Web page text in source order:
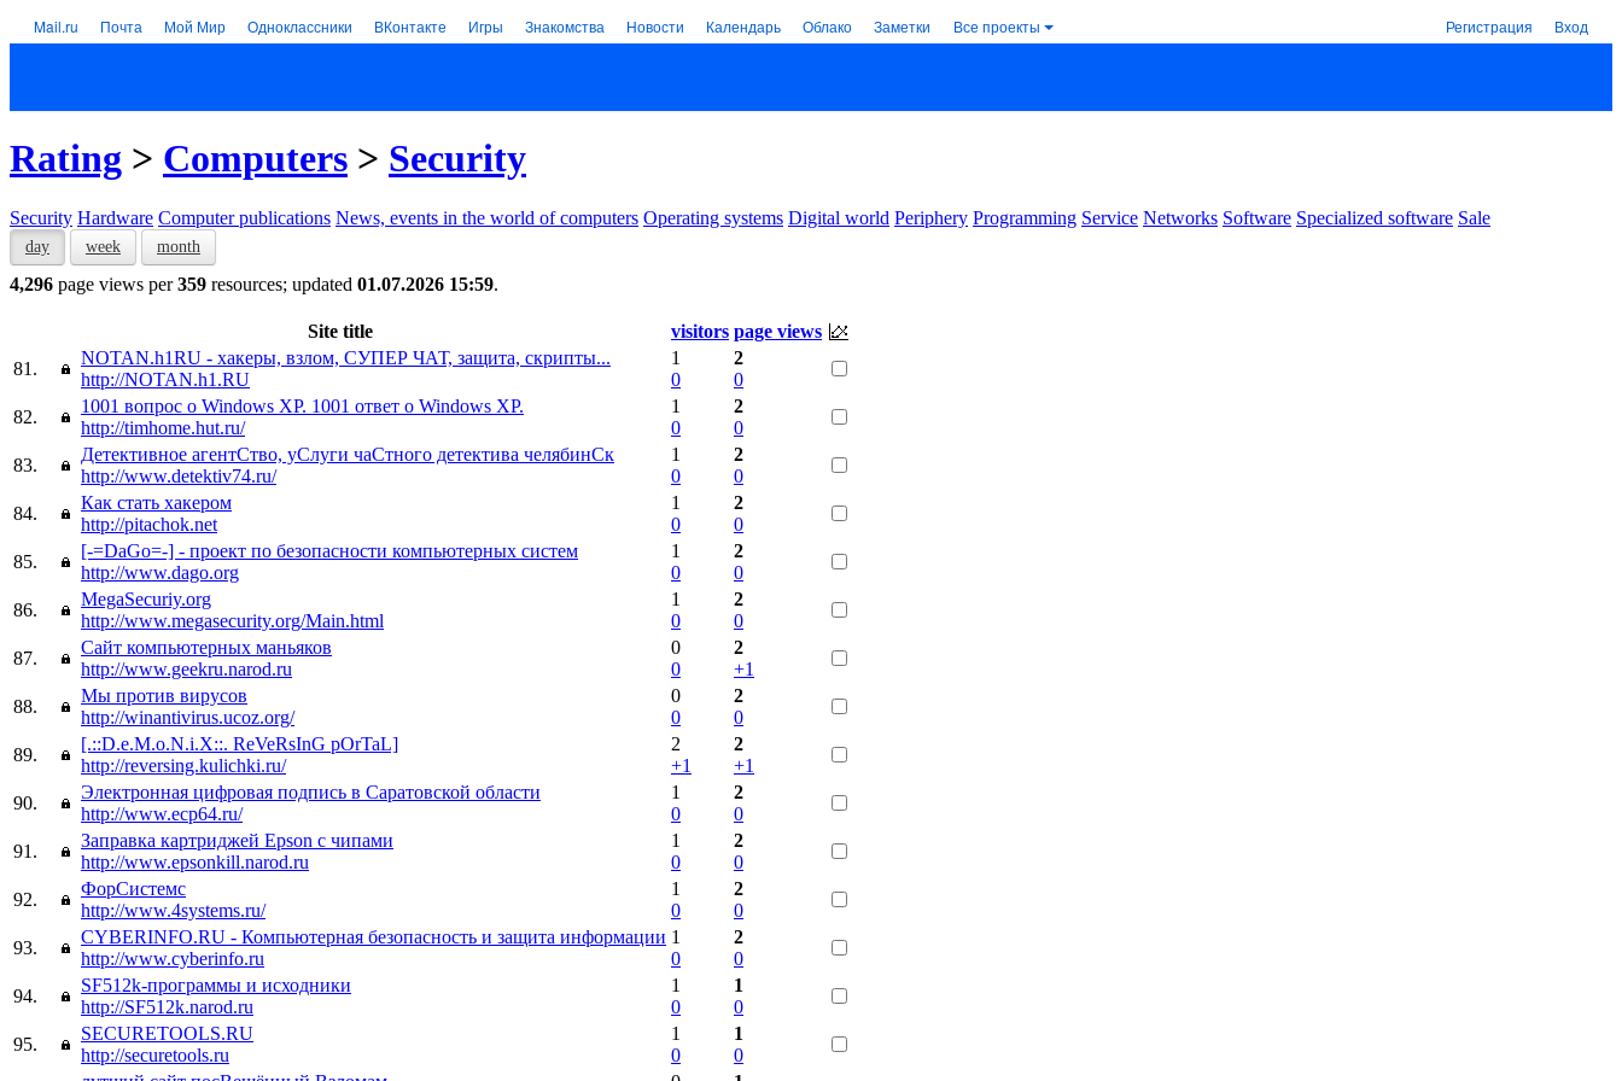
Mail.ru Почта Мой Мир Одноклассники ВКонтакте Игры Знакомства Новости Календарь Облако Заметки Все проекты Регистрация Вход
Rating > Computers > Security
Security Hardware Computer publications News, events in the world of computers Operating systems Digital world Periphery Programming Service Networks Software Specialized software Sale
day week month
4,296 page views per359 resources; updated 01.07.2026 15:59.
Site title visitors page views
81.
NOTAN.h1RU - хакеры, взлом, СУПЕР ЧАТ, защита, скрипты...
http://NOTAN.h1.RU
1
0
2
0
82.
1001 вопрос о Windows XP. 1001 ответ о Windows XP.
http://timhome.hut.ru/
1
0
2
0
83.
Детективное агентСтво, уСлуги чаСтного детектива челябинСк
http://www.detektiv74.ru/
1
0
2
0
84.
Как стать хакером
http://pitachok.net
1
0
2
0
85.
[-=DaGo=-] - проект по безопасности компьютерных систем
http://www.dago.org
1
0
2
0
86.
MegaSecuriy.org
http://www.megasecurity.org/Main.html
1
0
2
0
87.
Сайт компьютерных маньяков
http://www.geekru.narod.ru
0
0
2
+1
88.
Мы против вирусов
http://winantivirus.ucoz.org/
0
0
2
0
89.
[.::D.e.M.o.N.i.X::. ReVeRsInG pOrTaL]
http://reversing.kulichki.ru/
2
+1
2
+1
90.
Электронная цифровая подпись в Саратовской области
http://www.ecp64.ru/
1
0
2
0
91.
Заправка картриджей Epson с чипами
http://www.epsonkill.narod.ru
1
0
2
0
92.
ФорСистемс
http://www.4systems.ru/
1
0
2
0
93.
CYBERINFO.RU - Компьютерная безопасность и защита информации
http://www.cyberinfo.ru
1
0
2
0
94.
SF512k-программы и исходники
http://SF512k.narod.ru
1
0
1
0
95.
SECURETOOLS.RU
http://securetools.ru
1
0
1
0